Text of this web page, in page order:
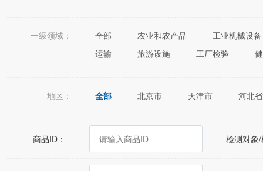
一级领域： 全部 农业和农产品
工业机械设备
运输
旅游设施 工厂检验
地区： 全部 北京市 天津市
河北省
宁夏回族自治区
新疆维吾尔自治区
商品ID： 检测对象